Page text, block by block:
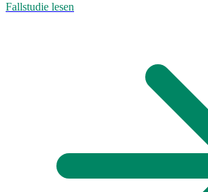
Fallstudie lesen